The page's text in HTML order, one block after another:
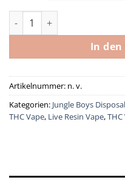
Jungle Boys Vape La Kush
In
Artikelnummer: n. v.
Kategorien: Jungle Boys
THC Vape, Live Resin Vape,THC